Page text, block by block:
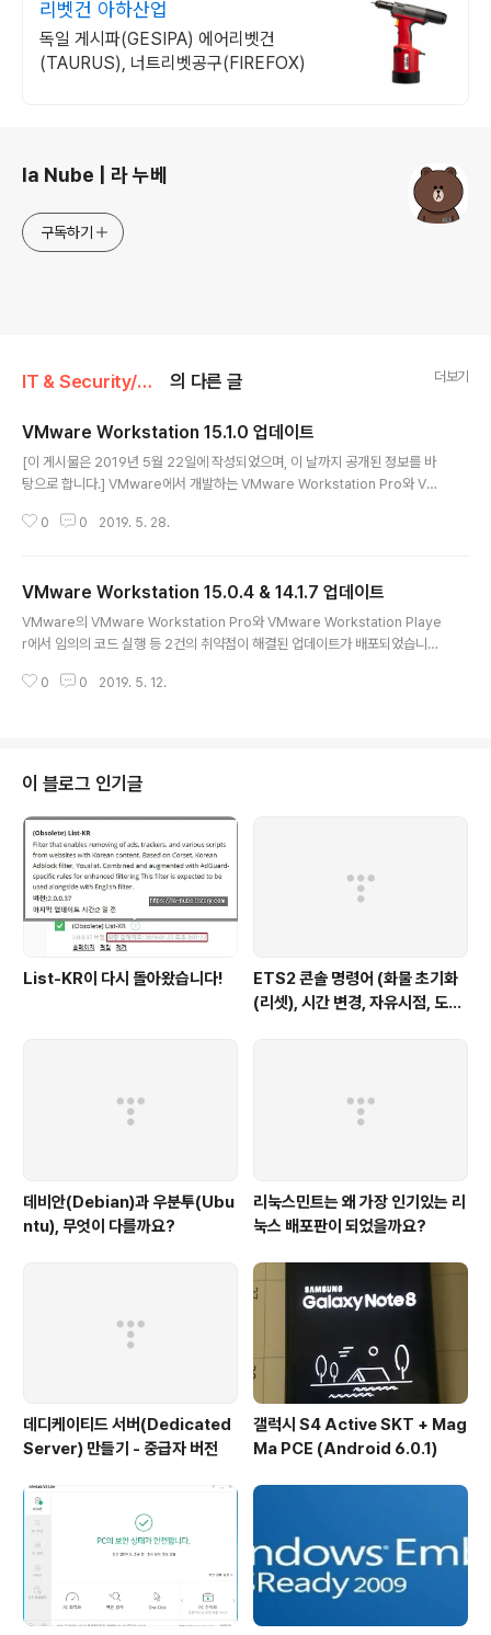
리벳건 아하산업
독일 게시파(GESIPA) 에어리벳건
(TAURUS), 너트리벳공구(FIREFOX)
la Nube | 라 누베
구독하기
IT & Security/소프트웨어 의 다른 글 더보기
VMware Workstation 15.1.0 업데이트
[이 게시물은 2019년 5월 22일에 작성되었으며, 이 날까지 공개된 정보를 바
탕으로 합니다.] VMware에서 개발하는 VMware Workstation Pro와 VM
5.1.0 버전이며, 위의 보안 패치 외에 가상머신(게스트)으로서의 윈도우 10 19
or-Assisted Guest Mitigations과 관련된 보안 패치가 포함되어 있습니다.
아울러 DLL 하이재킹 문제 역시 패치되었습니다. 세부적으로는 CVE-2..
0 0 2019. 5. 28.
VMware Workstation 15.0.4 & 14.1.7 업데이트
VMware의 VMware Workstation Pro와 VMware Workstation Playe
r에서 임의의 코드 실행 등 2건의 취약점이 해결된 업데이트가 배포되었습니다.
이 이번 취약점에 취약하다고 합니다. VMware Workstation의 15와 14가
니다. 즉, 가상머신에서 감염된 악성코드가 실제 PC도 감염시킬 수 있는 취약점
이라고 할 수 있습니다. 가상머신을..
0 0 2019. 5. 12.
이 블로그 인기글
List-KR이 다시 돌아왔습니다!
ETS2 콘솔 명령어 (화물 초기화
(리셋), 시간 변경, 자유시점, 도시
데비안(Debian)과 우분투(Ubu
ntu), 무엇이 다를까요?
리눅스민트는 왜 가장 인기있는 리
눅스 배포판이 되었을까요?
데디케이티드 서버(Dedicated
Server) 만들기 - 중급자 버전
갤럭시 S4 Active SKT + Mag
Ma PCE (Android 6.0.1)